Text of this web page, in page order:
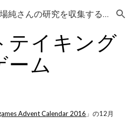
Skip to navigation
ゲーム研究家・草場純さんの研究を収集するサイト
テイキング
ーム
Advent Calendar 2016 」の12月